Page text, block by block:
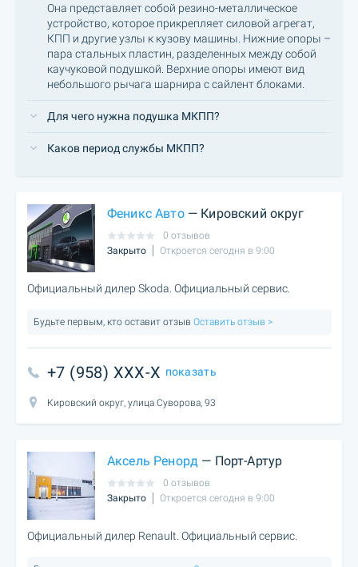
Она представляет собой резино-металлическое
устройство, которое прикрепляет силовой агрегат,
КПП и другие узлы к кузову машины. Нижние опоры –
пара стальных пластин, разделенных между собой
каучуковой подушкой. Верхние опоры имеют вид
небольшого рычага шарнира с сайлент блоками.
Для чего нужна подушка МКПП?
Каков период службы МКПП?
Феникс Авто— Кировский округ
0 отзывов
Закрыто
Откроется сегодня в 9:00
Официальный дилер Skoda. Официальный сервис.
Будьте первым, кто оставит отзыв Оставить отзыв >
+7 (958) XXX-X показать
Кировский округ, улица Суворова, 93
Аксель Ренорд — Порт-Артур
0 отзывов
Закрыто
Откроется сегодня в 9:00
Официальный дилер Renault. Официальный сервис.